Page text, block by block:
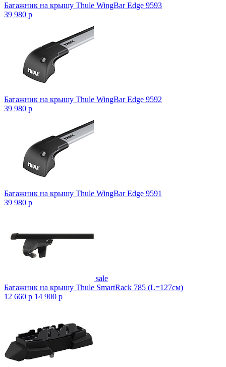
Багажник на крышу Thule WingBar Edge 9593
39 980 p
Багажник на крышу Thule WingBar Edge 9592
39 980 p
Багажник на крышу Thule WingBar Edge 9591
39 980 p
sale
Багажник на крышу Thule SmartRack 785 (L=127см)
12 660 p 14 900 p